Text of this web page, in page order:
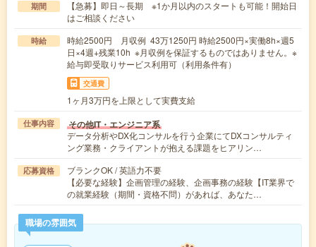
期間
【急募】即日～長期 ※1か月以内のスタートも可能！開始日
はご相談ください
時給
時給2500円 月収例 43万1250円 時給2500円×実働8h×週5
日×4週+残業10h ※月収例を保証するものではありません。※
給与即受取りサービス利用可（利用条件有）
交通費
1ヶ月3万円を上限として実費支給
仕事内容 その他IT・エンジニア系
データ分析やDX化コンサルを行う企業にてDXコンサルティ
ング業務・クライアントが抱える課題をヒアリン…
応募資格
ブランクOK / 英語力不要
【必要な経験】企画管理の経験、企画事務の経験【IT業界で
の就業経験（期間・資格不問）があれば、あなた…
職場の雰囲気